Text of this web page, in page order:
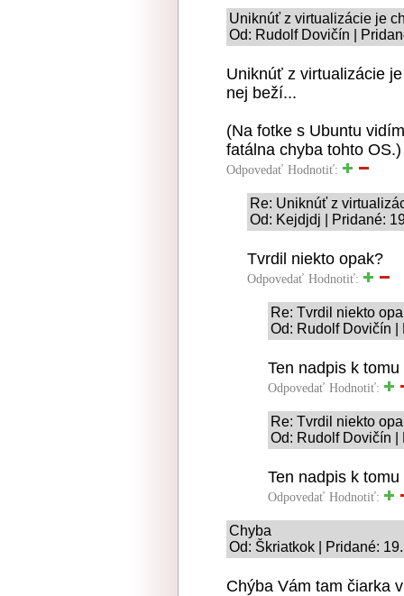
Uniknúť z virtualizácie je
Od: Rudolf Dovičín |
Uniknúť z virtualizácie
nej beží...
(Na fotke s Ubuntu
fatálna chyba tohto OS.)
Odpovedať Hodnotiť:
Re: Uniknúť z
Od: Kejdjdj | Pridané:
Tvrdil niekto opak?
Odpovedať Hodnotiť:
Re: Tvrdil niekto
Od: Rudolf Dovičín |
Ten nadpis k
Odpovedať Hodnotiť:
Re: Tvrdil niekto
Od: Rudolf Dovičín |
Ten nadpis k
Odpovedať Hodnotiť:
Chyba
Od: Škriatkok | Pridané:
Chýba Vám tam čiarka